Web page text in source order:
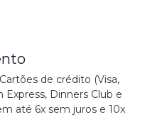
de crédito (Visa,
Express, Dinners Club e
até 6x sem juros e 10x